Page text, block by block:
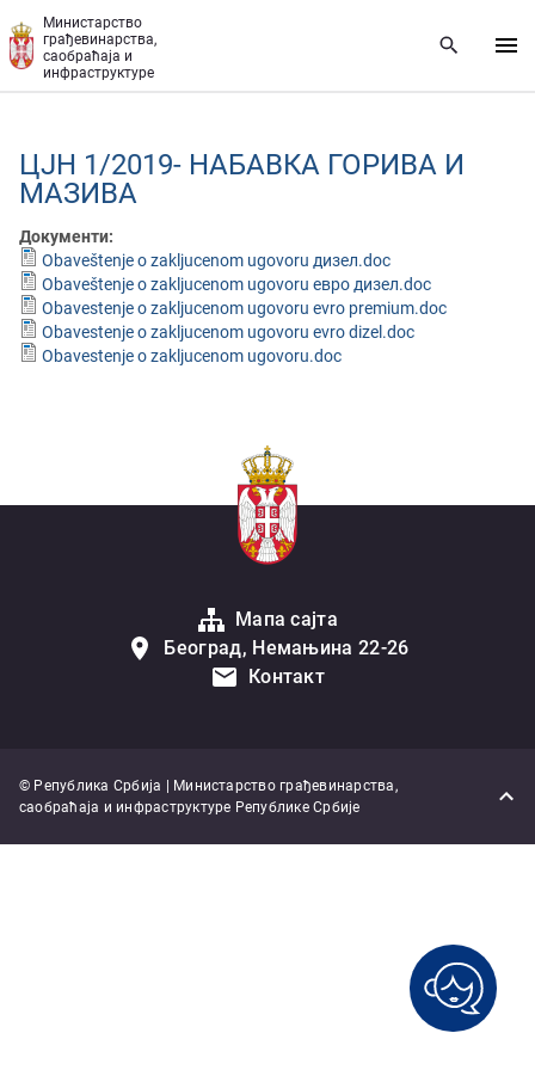
Министарство
грађевинарства,
саобраћаја и
инфраструктуре
ЦЈН 1/2019- НАБАВКА ГОРИВА И
МАЗИВА
Документи:
Obaveštenje o zakljucenom ugovoru дизел.doc
Obaveštenje o zakljucenom ugovoru евро дизел.doc
Obavestenje o zakljucenom ugovoru evro premium.doc
Obavestenje o zakljucenom ugovoru evro dizel.doc
Obavestenje o zakljucenom ugovoru.doc
Мапа сајта
Београд, Немањина 22-26
Контакт
© Република Србија | Министарство грађевинарства,
саобраћаја и инфраструктуре Републике Србије